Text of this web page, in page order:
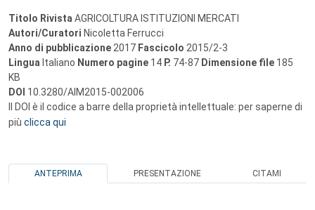
Titolo Rivista AGRICOLTURA ISTITUZIONI MERCATI
Autori/Curatori Nicoletta Ferrucci
Anno di pubblicazione 2017 Fascicolo 2015/2-3
Lingua Italiano Numero pagine 14 P. 74-87 Dimensione file 185
KB
DOI 10.3280/AIM2015-002006
Il DOI è il codice a barre della proprietà intellettuale: per saperne di
più clicca qui
ANTEPRIMA PRESENTAZIONE CITAMI